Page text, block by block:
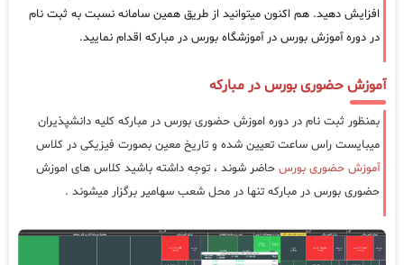
افزایش دهید. هم اکنون میتوانید از طریق همین سامانه نسبت به ثبت نام
در دوره آموزش بورس در آموزشگاه بورس در مبارکه اقدام نمایید.
آموزش حضوری بورس در مبارکه
بمنظور ثبت نام در دوره اموزش حضوری بورس در مبارکه کلیه دانشپذیران
میبایست راس ساعت تعیین شده و تاریخ معین بصورت فیزیکی در کلاس
آموزش حضوری بورس حاضر شوند ، توجه داشته باشید کلاس های اموزش
حضوری بورس در مبارکه تنها در محل شعب سهامیر برگزار میشوند .